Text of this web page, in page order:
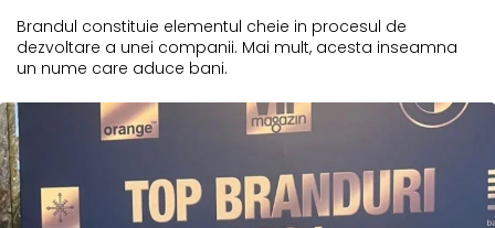
Brandul constituie elementul cheie in procesul de
dezvoltare a unei companii. Mai mult, acesta inseamna
un nume care aduce bani.